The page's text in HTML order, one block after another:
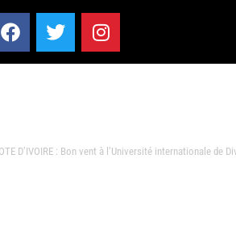
D’IVOIRE : Bon vent à l’Université internationale de